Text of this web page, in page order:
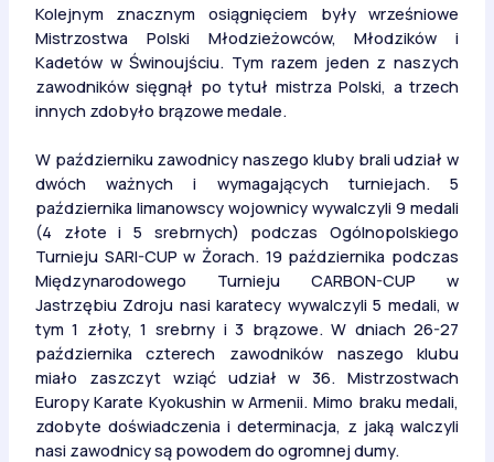
Kolejnym znacznym osiągnięciem były wrześniowe
Mistrzostwa Polski Młodzieżowców, Młodzików i
Kadetów w Świnoujściu. Tym razem jeden z naszych
zawodników sięgnął po tytuł mistrza Polski, a trzech
innych zdobyło brązowe medale.
W październiku zawodnicy naszego kluby brali udział w
dwóch ważnych i wymagających turniejach. 5
października limanowscy wojownicy wywalczyli 9 medali
(4 złote i 5 srebrnych) podczas Ogólnopolskiego
Turnieju SARI-CUP w Żorach. 19 października podczas
Międzynarodowego Turnieju CARBON-CUP w
Jastrzębiu Zdroju nasi karatecy wywalczyli 5 medali, w
tym 1 złoty, 1 srebrny i 3 brązowe. W dniach 26-27
października czterech zawodników naszego klubu
miało zaszczyt wziąć udział w 36. Mistrzostwach
Europy Karate Kyokushin w Armenii. Mimo braku medali,
zdobyte doświadczenia i determinacja, z jaką walczyli
nasi zawodnicy są powodem do ogromnej dumy.